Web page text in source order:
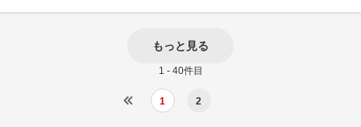
もっと見る
1 - 40件目
1 2